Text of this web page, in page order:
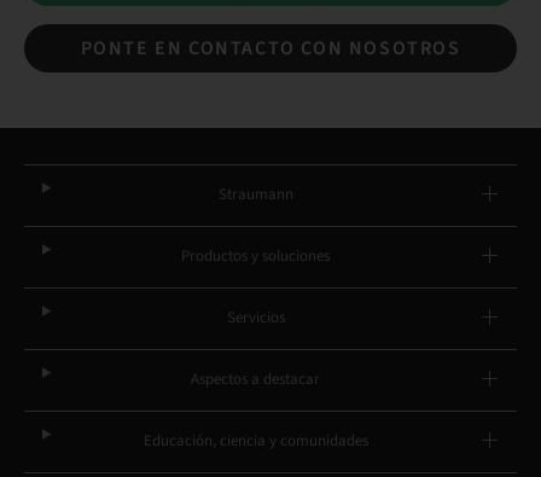
PONTE EN CONTACTO CON NOSOTROS
Straumann
Productos y soluciones
Servicios
Aspectos a destacar
Educación, ciencia y comunidades